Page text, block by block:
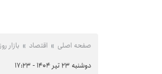
صفحه اصلی اقتصاد بازار روز
دوشنبه ۲۳ تیر ۱۴۰۴ - ۱۷:۲۳